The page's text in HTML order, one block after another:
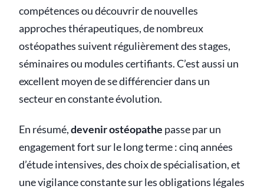
compétences ou découvrir de nouvelles
approches thérapeutiques, de nombreux
ostéopathes suivent régulièrement des stages,
séminaires ou modules certifiants. C’est aussi un
excellent moyen de se différencier dans un
secteur en constante évolution.
En résumé,devenir ostéopathe passe par un
engagement fort sur le long terme : cinq années
d’étude intensives, des choix de spécialisation, et
une vigilance constante sur les obligations légales